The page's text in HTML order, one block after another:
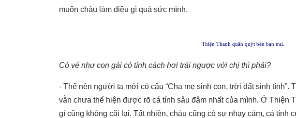
muốn cháu làm điều gì quá sức mình.
Thiện Thanh quấn quýt bên bạn trai.
Có vẻ như con gái có tính cách hơi trái ngược với chị thì phải?
- Thế nên người ta mới có câu “Cha mẹ sinh con, trời đất sinh tính”.
vẫn chưa thể hiện được rõ cá tính sâu đậm nhất của mình. Ở Thiện
gì cũng không cãi lại. Tất nhiên, cháu cũng có sự nhạy cảm, cá tính